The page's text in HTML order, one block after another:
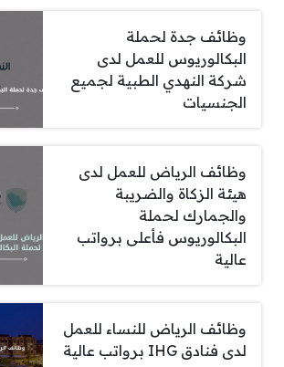
وظائف جدة لحملة
البكالوريوس للعمل لدى
شركة النهدي الطبية لجميع
الجنسيات
وظائف الرياض للعمل لدى
هيئة الزكاة والضريبة
والجمارك لحملة
البكالوريوس فأعلى برواتب
عالية
وظائف الرياض للنساء للعمل
لدى فنادق IHG برواتب عالية